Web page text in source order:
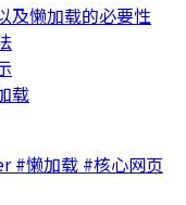
及懒加载的必要性
载
#懒加载 #核心网页